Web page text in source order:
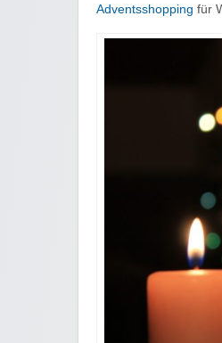
Adventsshopping für